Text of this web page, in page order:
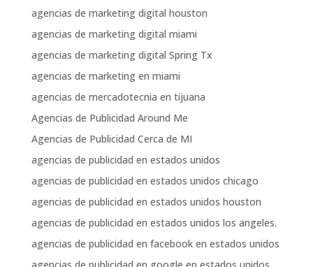
agencias de marketing digital houston
agencias de marketing digital miami
agencias de marketing digital Spring Tx
agencias de marketing en miami
agencias de mercadotecnia en tijuana
Agencias de Publicidad Around Me
Agencias de Publicidad Cerca de MI
agencias de publicidad en estados unidos
agencias de publicidad en estados unidos chicago
agencias de publicidad en estados unidos houston
agencias de publicidad en estados unidos los angeles.
agencias de publicidad en facebook en estados unidos
agencias de publicidad en google en estados unidos